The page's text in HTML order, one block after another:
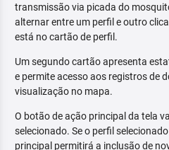
transmissão via picada do
alternar entre um perfil e outro
está no cartão de perfil.
Um segundo cartão apresenta
e permite acesso aos registros de
visualização no mapa.
O botão de ação principal da tela
selecionado. Se o perfil
principal permitirá a inclusão de